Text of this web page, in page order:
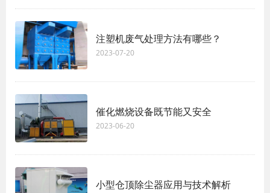
注塑机废气处理方法有哪些？
2023-07-20
催化燃烧设备既节能又安全
2023-06-20
小型仓顶除尘器应用与技术解析